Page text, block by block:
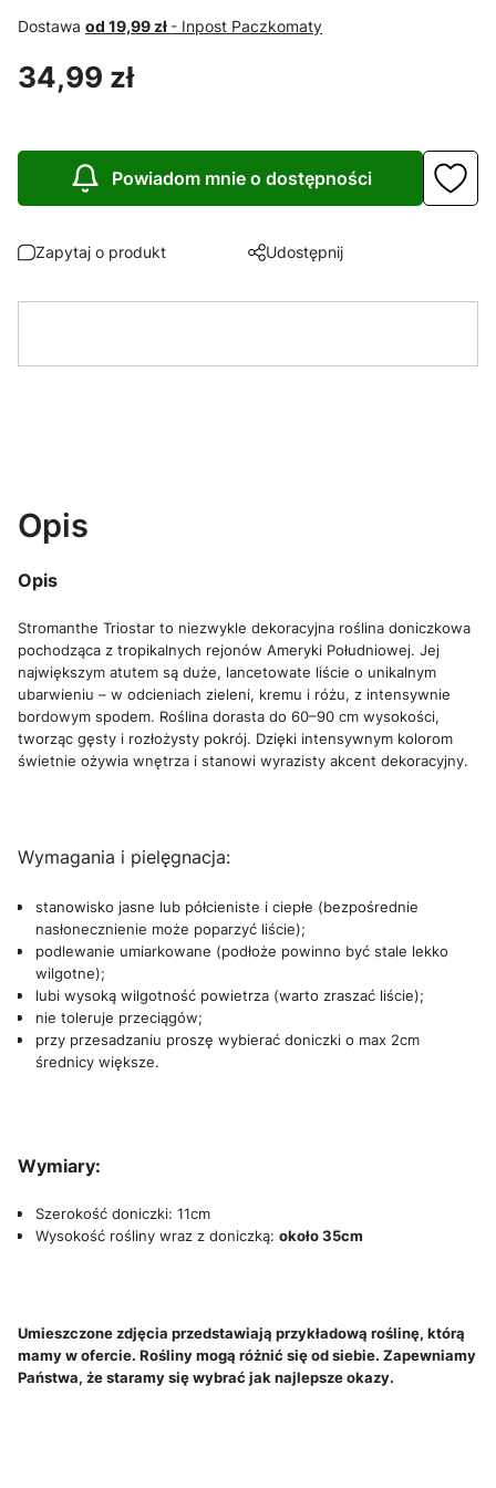
Dostawa od 19,99 zł - Inpost Paczkomaty
Cena
34,99 zł
Powiadom mnie o dostępności
Zapytaj o produkt Udostępnij
Opis
Opis
Stromanthe Triostar to niezwykle dekoracyjna roślina doniczkowa
pochodząca z tropikalnych rejonów Ameryki Południowej. Jej
największym atutem są duże, lancetowate liście o unikalnym
ubarwieniu – w odcieniach zieleni, kremu i różu, z intensywnie
bordowym spodem. Roślina dorasta do 60–90 cm wysokości,
tworząc gęsty i rozłożysty pokrój. Dzięki intensywnym kolorom
świetnie ożywia wnętrza i stanowi wyrazisty akcent dekoracyjny.
Wymagania i pielęgnacja:
stanowisko jasne lub półcieniste i ciepłe (bezpośrednie
nasłonecznienie może poparzyć liście);
podlewanie umiarkowane (podłoże powinno być stale lekko
wilgotne);
lubi wysoką wilgotność powietrza (warto zraszać liście);
nie toleruje przeciągów;
przy przesadzaniu proszę wybierać doniczki o max 2cm
średnicy większe.
Wymiary:
Szerokość doniczki: 11cm
Wysokość rośliny wraz z doniczką: około 35cm
Umieszczone zdjęcia przedstawiają przykładową roślinę, którą
mamy w ofercie. Rośliny mogą różnić się od siebie. Zapewniamy
Państwa, że staramy się wybrać jak najlepsze okazy.